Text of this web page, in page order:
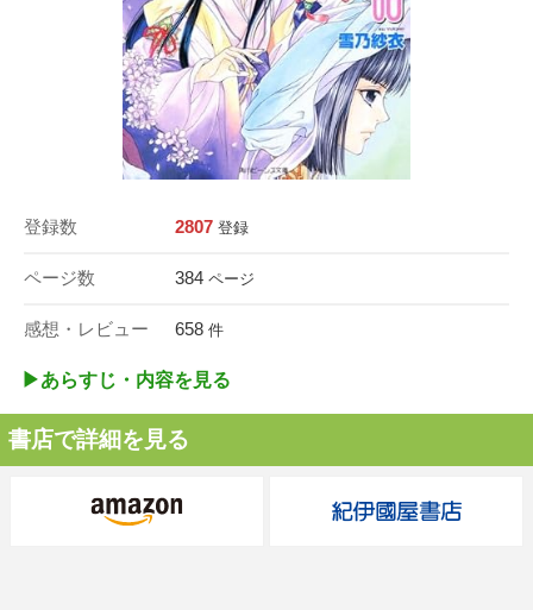
登録数 2807 登録
ページ数 384 ページ
感想・レビュー 658 件
▶︎あらすじ・内容を見る
書店で詳細を見る